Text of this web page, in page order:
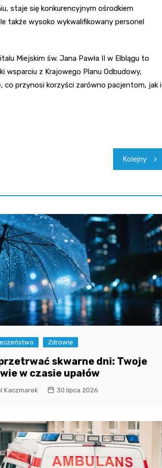
staje się konkurencyjnym ośrodkiem
także wysoko wykwalifikowany personel
Miejskim św. Jana Pawła II w Elblągu to
wsparciu z Krajowego Planu Odbudowy,
co przynosi korzyści zarówno pacjentom, jak i
Kolejny
Zdrowie
skwarne dni: Twoje
w czasie upałów
Kaczmarek 30 lipca 2026